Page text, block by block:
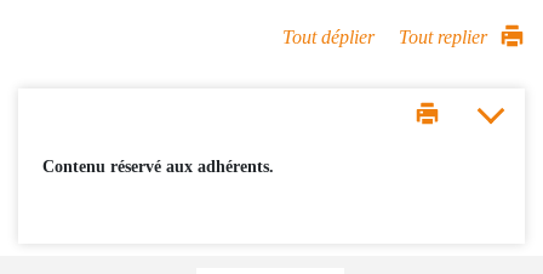
Tout déplier Tout replier
Contenu réservé aux adhérents.